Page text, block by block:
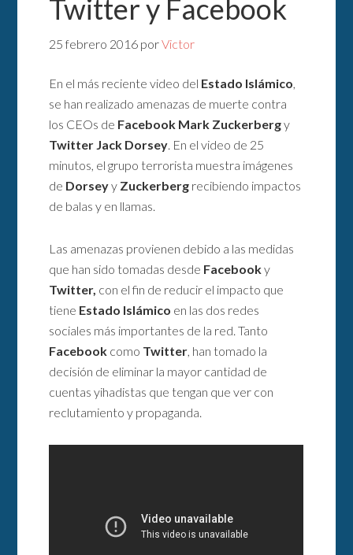
Twitter y Facebook
25 febrero 2016 porVictor
En el más reciente video del Estado Islámico,
se han realizado amenazas de muerte contra
los CEOs de Facebook Mark Zuckerbergy
Twitter Jack Dorsey. En el video de 25
minutos, el grupo terrorista muestra imágenes
de Dorseyy Zuckerberg recibiendo impactos
de balas y en llamas.
Las amenazas provienen debido a las medidas
que han sido tomadas desde Facebooky
Twitter, con el fin de reducir el impacto que
tiene Estado Islámico en las dos redes
sociales más importantes de la red. Tanto
Facebook como Twitter, han tomado la
decisión de eliminar la mayor cantidad de
cuentas yihadistas que tengan que ver con
reclutamiento y propaganda.